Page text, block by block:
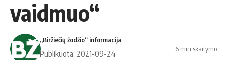
vaidmuo“
„Biržiečių žodžio“ informacija
Publikuota: 2021-09-24
6 min skaitymo